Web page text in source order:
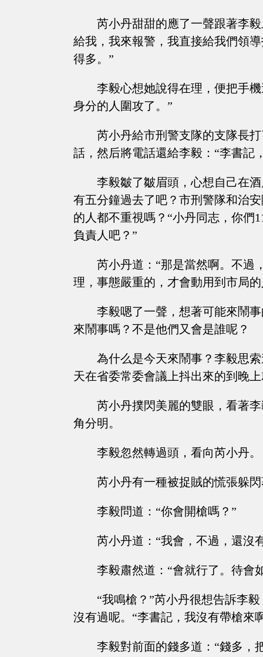
芮小丹甜甜的應了一聲跟著李
給我，我來報警，我直接給我們領
得多。”
李毅心想她說得在理，便把手
身分的人圍攻了。”
芮小丹給市刑警支隊的支隊長
話，然后將電話還給李毅：“李書記
李毅皺了皺眉頭，心想自己在
有五分鐘過去了吧？市刑警隊和治
的人都不重視嗎？“小丹同志，你們
負責人吧？”
芮小丹道：“那是當然啊。不過
理，事態嚴重的，才會動用到市局
李毅嗯了一聲，想著可能來鬧
來鬧事嗎？不是他們又會是誰呢？
為什么是今天來鬧事？李毅思
天在省委常委會議上抖出來的到晚
芮小丹撲閃美麗的雙眼，看著
角分明。
李毅忽然轉過頭，看向芮小丹。
芮小丹有一種被捉賊的慌張躲
李毅問道：“你會開槍嗎？”
芮小丹道：“我會，不過，還沒
李毅肅然道：“會就行了。待會
“我鳴槍？”芮小丹很想告訴李
沒有過呢。“李書記，我沒有帶槍來
李毅對前面的錢多道：“錢多，